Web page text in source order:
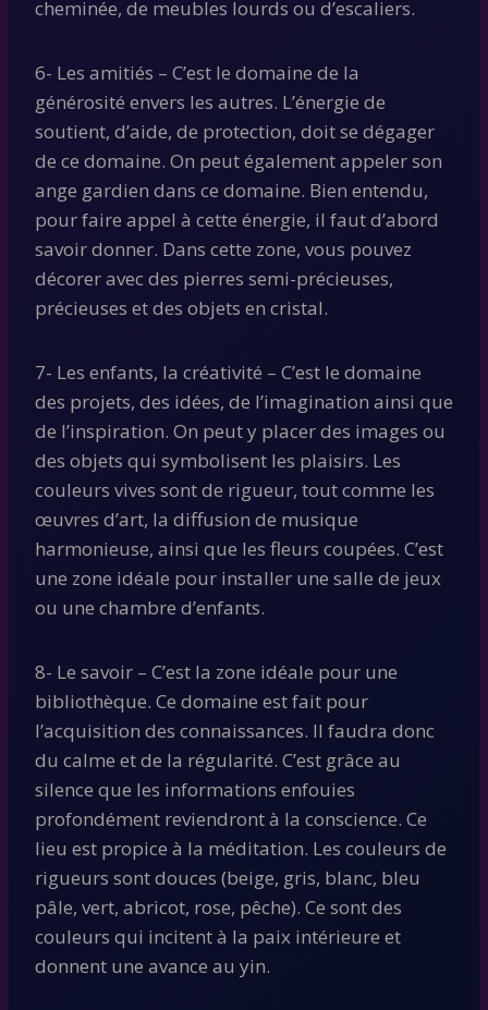
cheminée, de meubles lourds ou d’escaliers.
6- Les amitiés – C’est le domaine de la
générosité envers les autres. L’énergie de
soutient, d’aide, de protection, doit se dégager
de ce domaine. On peut également appeler son
ange gardien dans ce domaine. Bien entendu,
pour faire appel à cette énergie, il faut d’abord
savoir donner. Dans cette zone, vous pouvez
décorer avec des pierres semi-précieuses,
précieuses et des objets en cristal.
7- Les enfants, la créativité – C’est le domaine
des projets, des idées, de l’imagination ainsi que
de l’inspiration. On peut y placer des images ou
des objets qui symbolisent les plaisirs. Les
couleurs vives sont de rigueur, tout comme les
œuvres d’art, la diffusion de musique
harmonieuse, ainsi que les fleurs coupées. C’est
une zone idéale pour installer une salle de jeux
ou une chambre d’enfants.
8- Le savoir – C’est la zone idéale pour une
bibliothèque. Ce domaine est fait pour
l’acquisition des connaissances. Il faudra donc
du calme et de la régularité. C’est grâce au
silence que les informations enfouies
profondément reviendront à la conscience. Ce
lieu est propice à la méditation. Les couleurs de
rigueurs sont douces (beige, gris, blanc, bleu
pâle, vert, abricot, rose, pêche). Ce sont des
couleurs qui incitent à la paix intérieure et
donnent une avance au yin.